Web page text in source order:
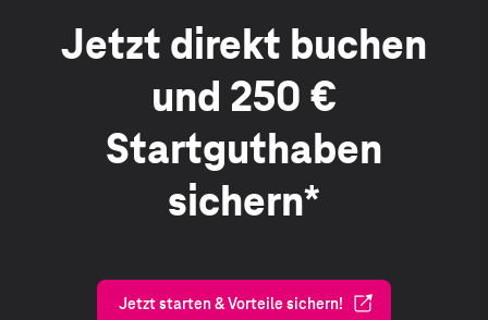
Jetzt direkt buchen
und 250 €
Startguthaben
sichern*
Jetzt starten & Vorteile sichern!